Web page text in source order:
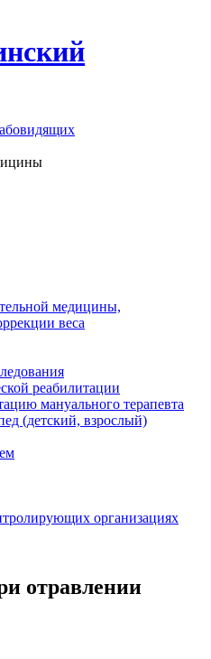
медицины,
веса
реабилитации
мануального терапевта
(детский, взрослый)
организациях
отравлении